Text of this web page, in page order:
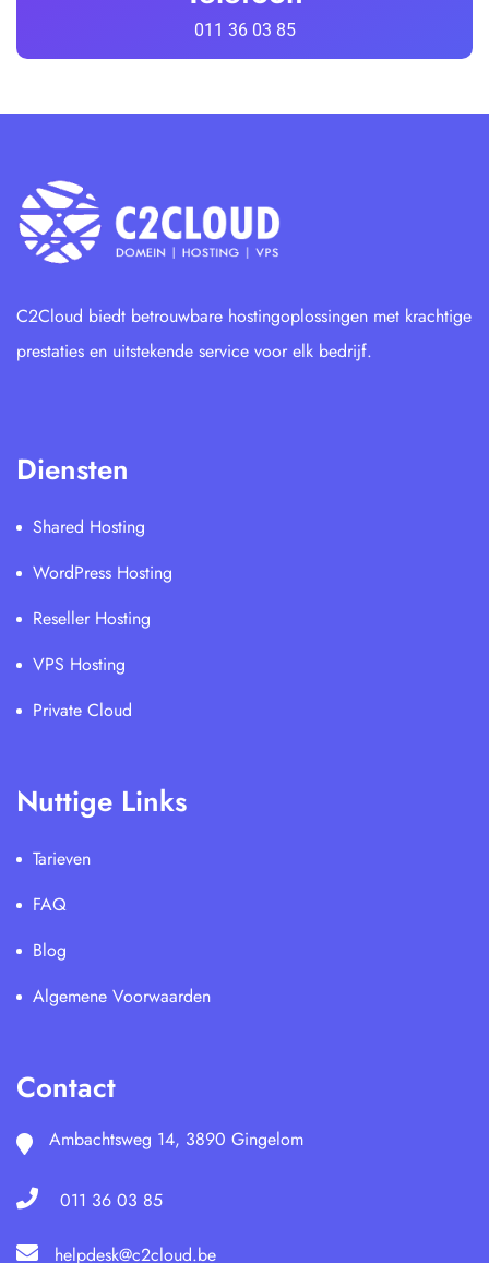
011 36 03 85
C2Cloud biedt betrouwbare hostingoplossingen met krachtige
prestaties en uitstekende service voor elk bedrijf.
Diensten
Shared Hosting
WordPress Hosting
Reseller Hosting
VPS Hosting
Private Cloud
Nuttige Links
Tarieven
FAQ
Blog
Algemene Voorwaarden
Contact
Ambachtsweg 14, 3890 Gingelom
011 36 03 85
helpdesk@c2cloud.be